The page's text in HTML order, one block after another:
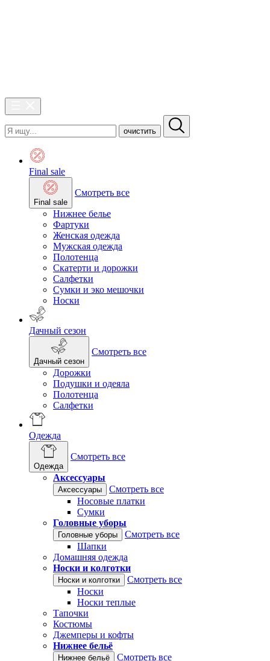
очистить
Final sale
Final sale
Смотреть все
Нижнее белье
Фартуки
Женская одежда
Мужская одежда
Полотенца
Скатерти и дорожки
Салфетки
Сумки и эко мешочки
Носки
Дачный сезон
Дачный сезон
Смотреть все
Дорожки
Подушки и одеяла
Полотенца
Салфетки
Одежда
Одежда
Смотреть все
Аксессуары
Аксессуары
Смотреть все
Носовые платки
Сумки
Головные уборы
Головные уборы
Смотреть все
Шапки
Домашняя одежда
Носки и колготки
Носки и колготки
Смотреть все
Носки
Носки теплые
Тапочки
Костюмы
Джемперы и кофты
Нижнее бельё
Нижнее бельё
Смотреть все